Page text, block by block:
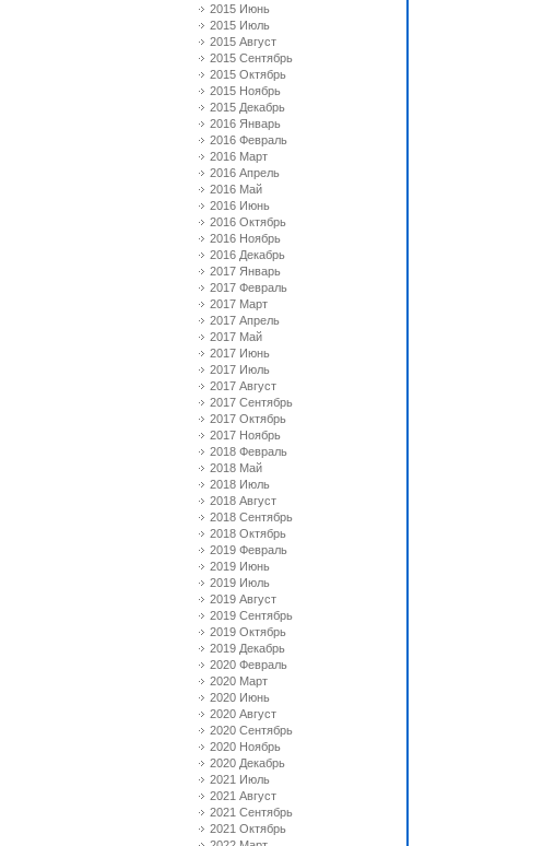
2015 Июнь
2015 Июль
2015 Август
2015 Сентябрь
2015 Октябрь
2015 Ноябрь
2015 Декабрь
2016 Январь
2016 Февраль
2016 Март
2016 Апрель
2016 Май
2016 Июнь
2016 Октябрь
2016 Ноябрь
2016 Декабрь
2017 Январь
2017 Февраль
2017 Март
2017 Апрель
2017 Май
2017 Июнь
2017 Июль
2017 Август
2017 Сентябрь
2017 Октябрь
2017 Ноябрь
2018 Февраль
2018 Май
2018 Июль
2018 Август
2018 Сентябрь
2018 Октябрь
2019 Февраль
2019 Июнь
2019 Июль
2019 Август
2019 Сентябрь
2019 Октябрь
2019 Декабрь
2020 Февраль
2020 Март
2020 Июнь
2020 Август
2020 Сентябрь
2020 Ноябрь
2020 Декабрь
2021 Июль
2021 Август
2021 Сентябрь
2021 Октябрь